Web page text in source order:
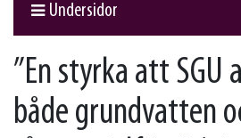
Undersidor
”En styrka att SGU
både grundvatten